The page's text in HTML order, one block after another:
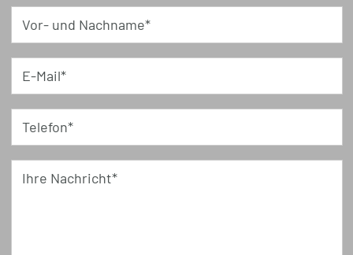
Vor- und Nachname*
E-Mail*
Telefon*
Ihre Nachricht*